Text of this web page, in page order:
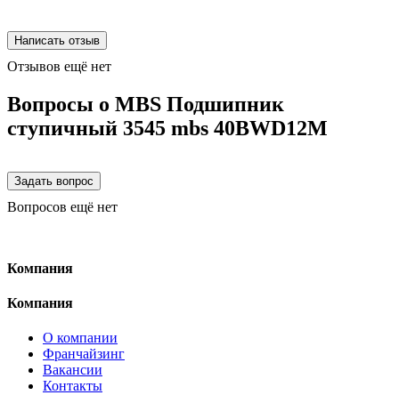
Отзывов ещё нет
Вопросы о MBS Подшипник
ступичный 3545 mbs 40BWD12M
Вопросов ещё нет
Компания
Компания
О компании
Франчайзинг
Вакансии
Контакты